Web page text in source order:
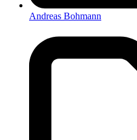
Andreas Bohmann